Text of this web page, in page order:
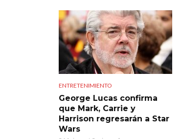
ENTRETENIMIENTO
George Lucas confirma
que Mark, Carrie y
Harrison regresarán a Star
Wars